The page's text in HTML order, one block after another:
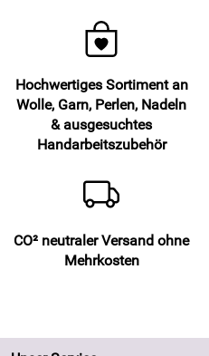
Hochwertiges Sortiment an
Wolle, Garn, Perlen, Nadeln
& ausgesuchtes
Handarbeitszubehör
CO² neutraler Versand ohne
Mehrkosten